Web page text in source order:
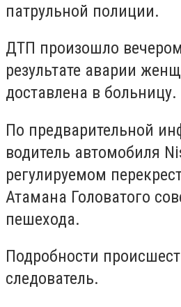
патрульной полиции.
ДТП произошло
результате аварии
доставлена в больницу.
По предварительной
водитель автомобиля
регулируемом
Атамана Головатого
пешехода.
Подробности
следователь.